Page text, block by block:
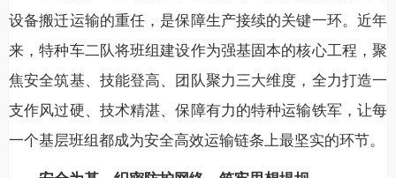
设备搬迁运输的重任，是保障生产接续的关键一环。近年
来，特种车二队将班组建设作为强基固本的核心工程，聚
焦安全筑基、技能登高、团队聚力三大维度，全力打造一
支作风过硬、技术精湛、保障有力的特种运输铁军，让每
一个基层班组都成为安全高效运输链条上最坚实的环节。